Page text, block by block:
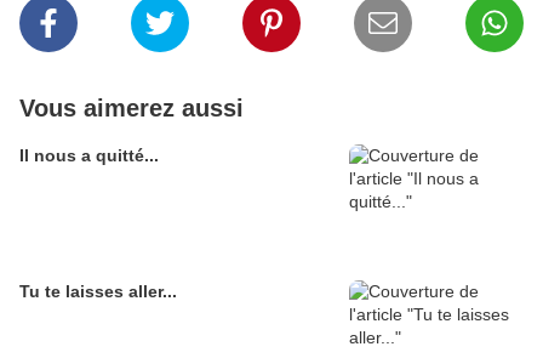
Vous aimerez aussi
Il nous a quitté...
Tu te laisses aller...